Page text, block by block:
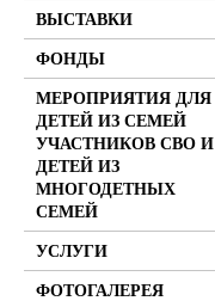
ВЫСТАВКИ
ФОНДЫ
МЕРОПРИЯТИЯ ДЛЯ
ДЕТЕЙ ИЗ СЕМЕЙ
УЧАСТНИКОВ СВО И
ДЕТЕЙ ИЗ
МНОГОДЕТНЫХ
СЕМЕЙ
УСЛУГИ
ФОТОГАЛЕРЕЯ